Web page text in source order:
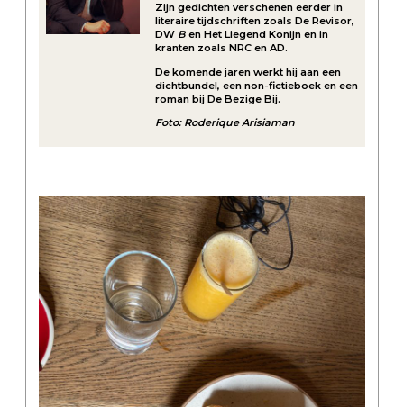
Zijn gedichten verschenen eerder in
literaire tijdschriften zoals De Revisor,
DW Ben Het Liegend Konijn en in
kranten zoals NRC en AD.
De komende jaren werkt hij aan een
dichtbundel, een non-fictieboek en een
roman bij De Bezige Bij.
Foto: Roderique Arisiaman